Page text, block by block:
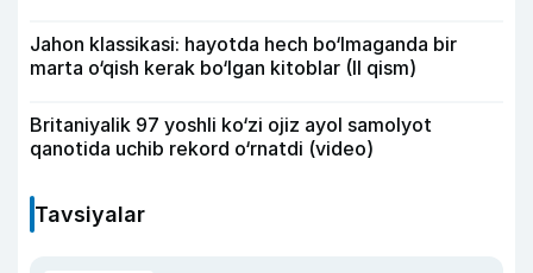
Jahon klassikasi: hayotda hech bo‘lmaganda bir
marta o‘qish kerak bo‘lgan kitoblar (II qism)
Britaniyalik 97 yoshli ko‘zi ojiz ayol samolyot
qanotida uchib rekord o‘rnatdi (video)
Tavsiyalar